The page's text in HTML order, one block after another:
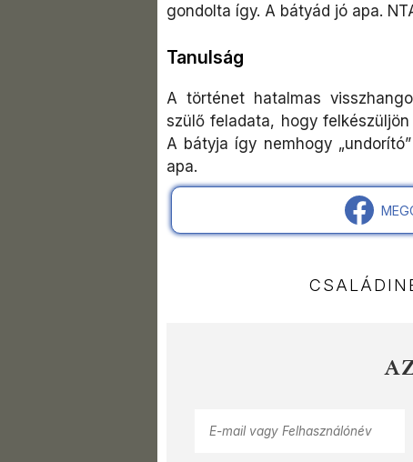
gondolta így. A bátyád jó apa.
Tanulság
A történet hatalmas
szülő feladata, hogy
A bátyja így nemhogy
apa.